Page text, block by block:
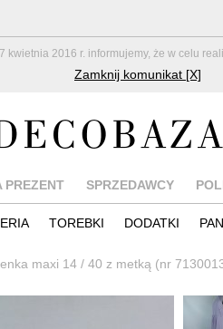
2016 r. informujemy, że w celu
Zamknij komunikat [X]
PREZENT SPRZEDAWCY
TOREBKI DODATKI PAN
maxi 14 / 40 z metką (nr